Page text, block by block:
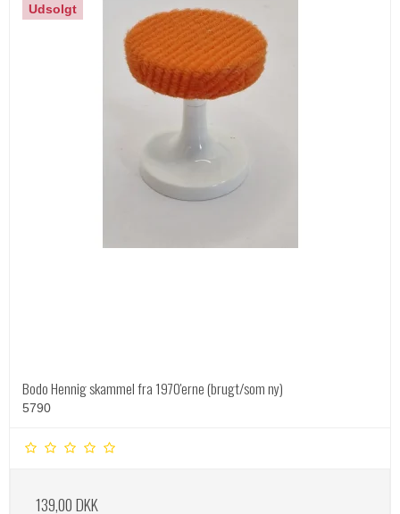
Udsolgt
Bodo Hennig skammel fra 1970'erne (brugt/som ny)
5790
139,00 DKK